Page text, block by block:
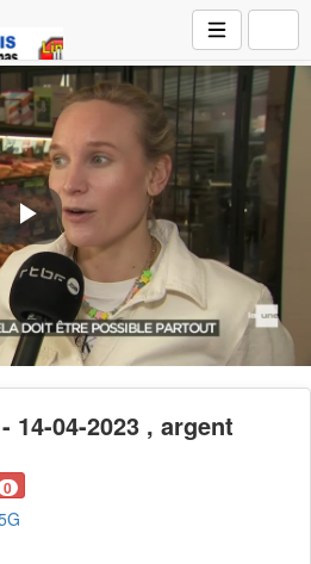
Play
Video
14-04-2023 , argent
0